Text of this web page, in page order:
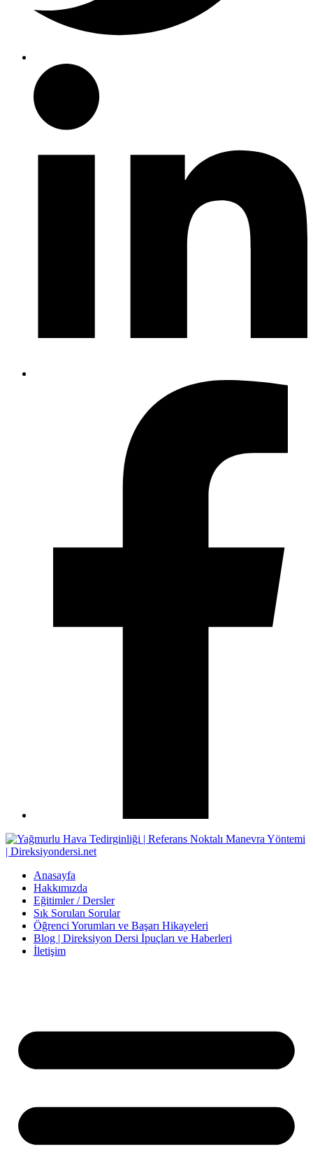
Anasayfa
Hakkımızda
Eğitimler / Dersler
Sık Sorulan Sorular
Öğrenci Yorumları ve Başarı Hikayeleri
Blog | Direksiyon Dersi İpuçları ve Haberleri
İletişim